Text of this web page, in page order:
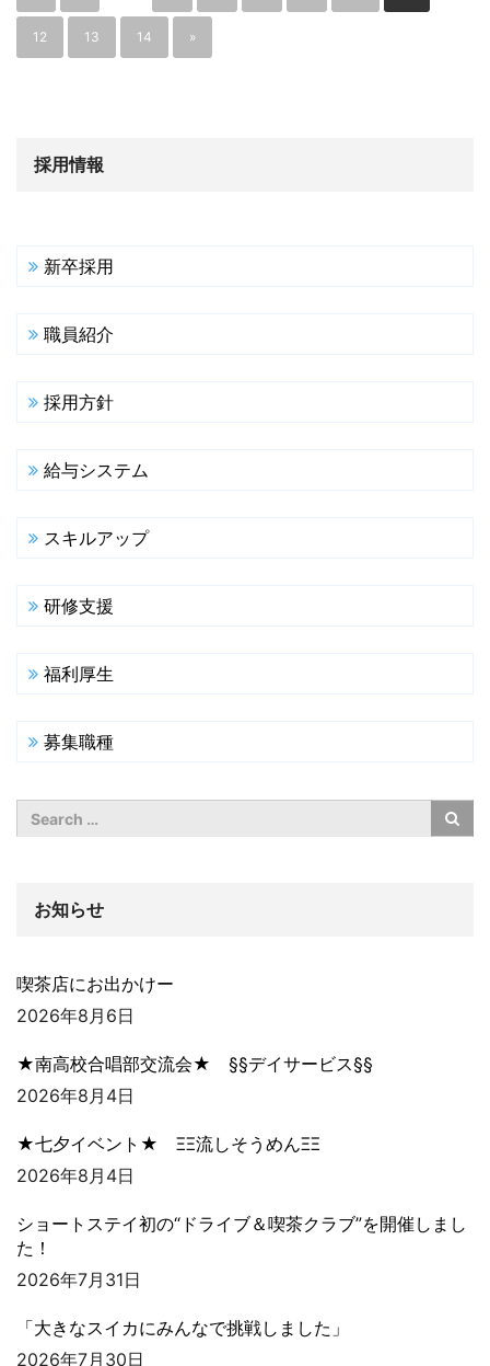
12 13 14 »
採用情報
新卒採用
職員紹介
採用方針
給与システム
スキルアップ
研修支援
福利厚生
募集職種
お知らせ
喫茶店にお出かけー
2026年8月6日
★南高校合唱部交流会★ §§デイサービス§§
2026年8月4日
★七夕イベント★ ΞΞ流しそうめんΞΞ
2026年8月4日
ショートステイ初の“ドライブ＆喫茶クラブ”を開催しまし
た！
2026年7月31日
「大きなスイカにみんなで挑戦しました」
2026年7月30日